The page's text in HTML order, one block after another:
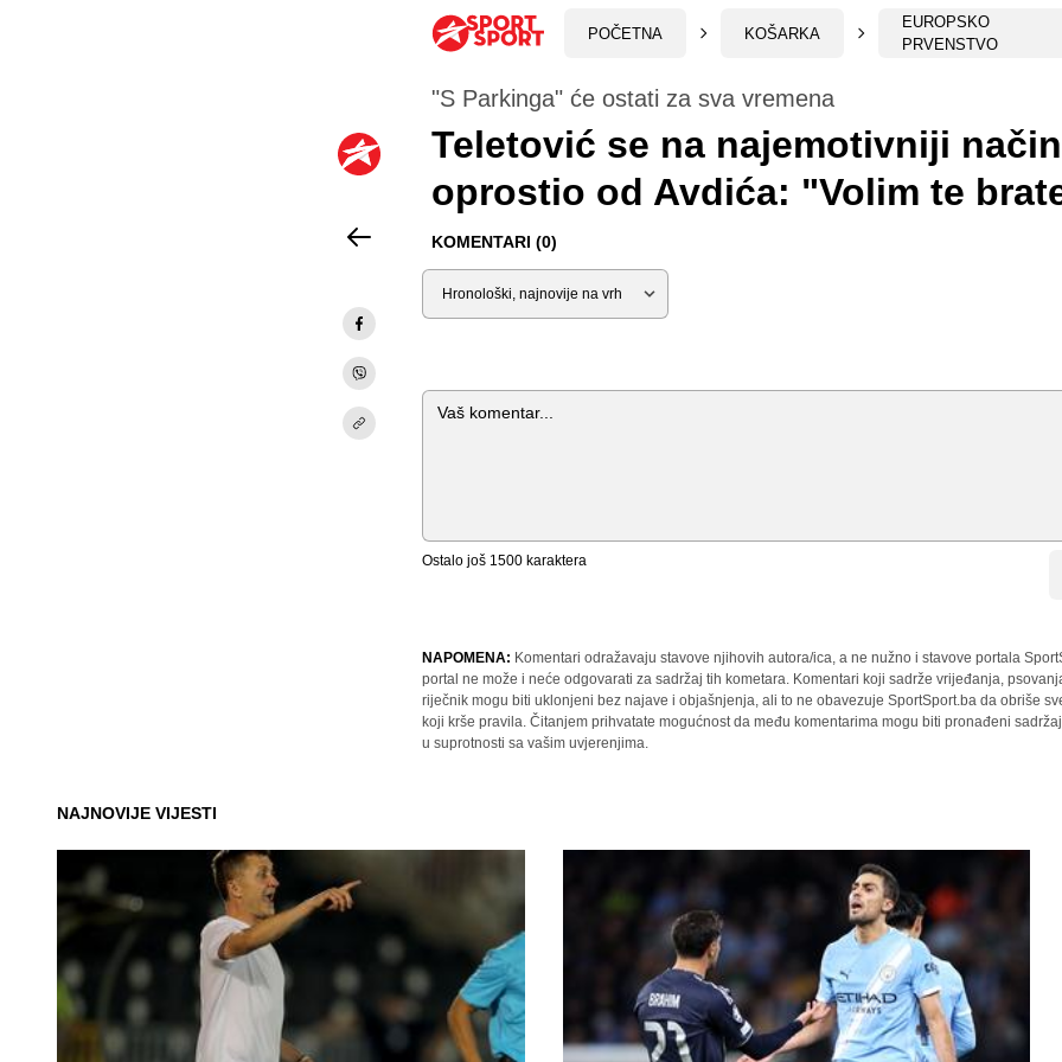
POČETNA KOŠARKA
EUROPSKO
PRVENSTVO
"S Parkinga" će ostati za sva vremena
Teletović se na najemotivniji način
oprostio od Avdića: "Volim te
KOMENTARI (0)
Sortiraj
Komentar
Ostalo još 1500 karaktera
NAPOMENA: Komentari odražavaju stavove njihovih autora/ica, a ne nužno i stavove portala
portal ne može i neće odgovarati za sadržaj tih kometara. Komentari koji sadrže vrijeđanja,
riječnik mogu biti uklonjeni bez najave i objašnjenja, ali to ne obavezuje SportSport.ba da obriše
koji krše pravila. Čitanjem prihvatate mogućnost da među komentarima mogu biti pronađeni
u suprotnosti sa vašim uvjerenjima.
NAJNOVIJE VIJESTI